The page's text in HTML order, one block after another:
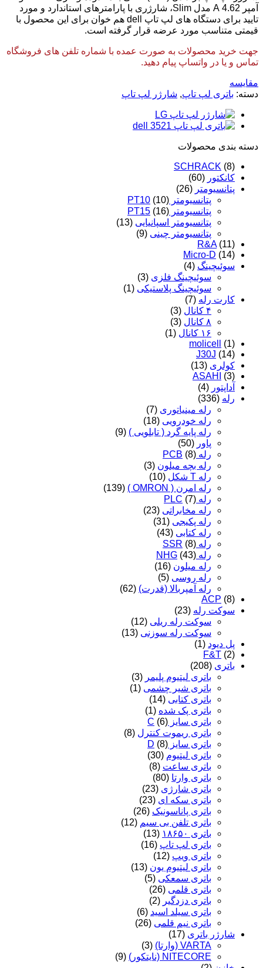
آمپر 4.62 A مدل Slim، شارژری با پارامترهای استاندارد و مورد
تایید برای دستگاه های لپ تاپ dell هم خوان برای این محصول با
قیمتی متناسب مورد عرضه قرار گرفته است.
جهت خرید محصولات به صورت عمده با شماره تلفن های فروشگاه
تماس و یا در واتساپ پیام دهید.
مقایسه
دسته: باتری لپ تاپ, شارژر لپ تاپ
دسته‌ بندی محصولات
SCHRACK (8)
کانکتور (60)
پتانسیومتر (26)
پتانسیومتر PT10 (10)
پتانسیومتر PT15 (16)
پتانسیومتر اسپانیایی (13)
پتانسیومتر چینی (9)
R&A (11)
Micro-D (14)
سوئیچینگ (4)
سوئیچینگ فلزی (3)
سوئیچینگ پلاستیکی (1)
کارت رله (7)
۴ کانال
(3)
۸ کانال
(3)
۱۶ کانال
(1)
molicell
(1)
J30J (14)
کولری (13)
ASAHI
(3)
آداپتور (4)
رله (336)
رله مینیاتوری (7)
رله خودرویی (18)
رله پایه گرد ( تابلویی ) (9)
پاور (50)
رله PCB (8)
رله بچه میلون (3)
رله T شکل
(10)
رله امرن ( OMRON )
(139)
رله PLC (7)
رله مخابراتی (23)
رله پکیجی (31)
رله کتابی (43)
رله SSR (8)
رله NHG (43)
رله میلون (16)
رله روسی (5)
رله آمپربالا (قدرت) (62)
ACP (8)
سوکت رله (23)
سوکت رله ریلی (12)
سوکت رله سوزنی (13)
پل دیود (1)
F&T (2)
باتری (208)
باتری لیتیوم پلیمر (3)
باتری شیر چشمی (1)
باتری کتابی (14)
باتری پک شده (1)
باتری سایز C (6)
باتری ریموت کنترل (8)
باتری سایز D (8)
باتری لیتیوم (30)
باتری ساعت (8)
باتری وارتا (80)
باتری شارژی (23)
باتری سکه ای (23)
باتری پاناسونیک (26)
باتری تلفن بی سیم (12)
باتری ۱۸۶۵۰
(13)
باتری لپ تاپ (16)
باتری ویپ (12)
باتری لیتیوم یون (13)
باتری سمعکی (5)
باتری قلمی (26)
باتری دزدگیر (2)
باتری سیلد اسید (6)
باتری نیم قلمی (26)
شارژر باتری (17)
VARTA (وارتا)
(3)
NITECORE (نایتکور)
(9)